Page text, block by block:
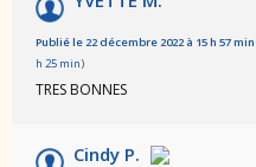
Publié le 22 décembre 2022 à 15 h 57 min
h 25 min)
TRES BONNES
Cindy P.